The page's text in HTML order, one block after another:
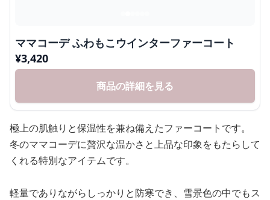
ママコーデ ふわもこウインターファーコート
¥3,420
商品の詳細を見る
極上の肌触りと保温性を兼ね備えたファーコートです。
冬のママコーデに贅沢な温かさと上品な印象をもたらして
くれる特別なアイテムです。
軽量でありながらしっかりと防寒でき、雪景色の中でもス